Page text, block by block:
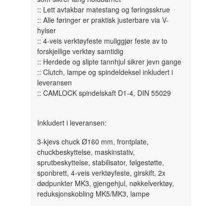
:: Lett avtakbar matestang og føringsskrue
:: Alle føringer er praktisk justerbare via V-
hylser
:: 4-veis verktøyfeste muliggjør feste av to
forskjellige verktøy samtidig
:: Herdede og slipte tannhjul sikrer jevn gange
:: Clutch, lampe og spindeldeksel inkludert i
leveransen
:: CAMLOCK spindelskaft D1-4, DIN 55029
Inkludert i leveransen:
3-kjevs chuck Ø160 mm, frontplate,
chuckbeskyttelse, maskinstativ,
sprutbeskyttelse, stabilisator, følgestøtte,
sponbrett, 4-veis verktøyfeste, girskift, 2x
dødpunkter MK3, gjengehjul, nøkkelverktøy,
reduksjonskobling MK5/MK3, lampe